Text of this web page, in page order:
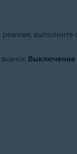
выполните
Выключение